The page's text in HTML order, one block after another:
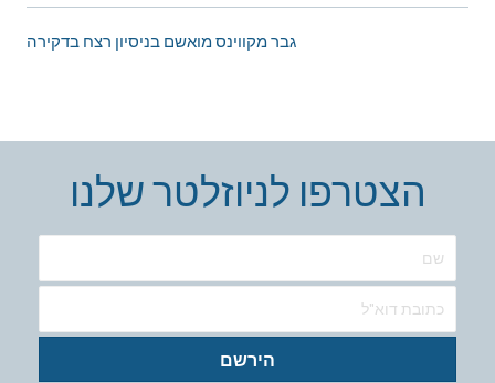
גבר מקווינס מואשם בניסיון רצח בדקירה
הצטרפו לניוזלטר שלנו
הירשם